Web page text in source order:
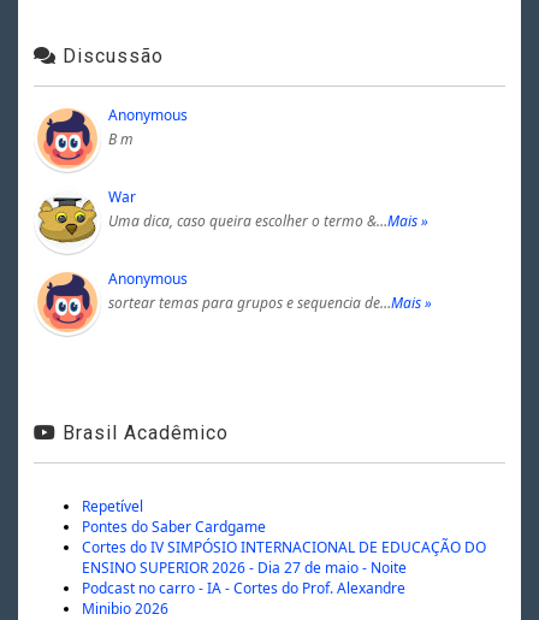
Discussão
Anonymous
B m
War
Uma dica, caso queira escolher o termo &…Mais »
Anonymous
sortear temas para grupos e sequencia de…Mais »
Brasil Acadêmico
Repetível
Pontes do Saber Cardgame
Cortes do IV SIMPÓSIO INTERNACIONAL DE EDUCAÇÃO DO
ENSINO SUPERIOR 2026 - Dia 27 de maio - Noite
Podcast no carro - IA - Cortes do Prof. Alexandre
Minibio 2026